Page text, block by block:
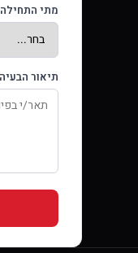
מתי
תיאור הבעיה